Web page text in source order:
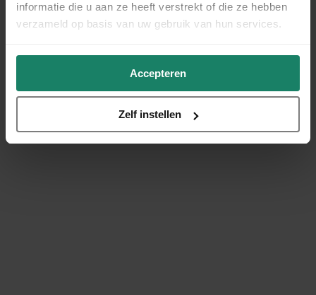
informatie die u aan ze heeft verstrekt of die ze hebben
verzameld op basis van uw gebruik van hun services.
Accepteren
Zelf instellen